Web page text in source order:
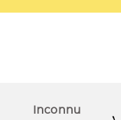
Inconnu